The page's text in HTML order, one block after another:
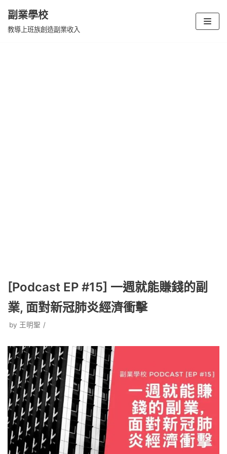
Skip
副業學校
教導上班族創造副業收入
[Podcast EP #15] 一週就能賺錢的副
業, 面對新冠肺炎經濟衝擊
by 王明聖